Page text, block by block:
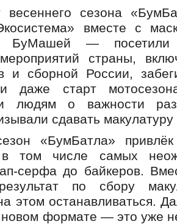
весеннего сезона
вместе с
БуМашей — посетили
страны,
и сборной России,
даже старт
людям о важности
сдавать макулатуру
«БумБатла»
в том числе самых
серфа до байкеров.
по сбору
этом останавливаться.
формате — это уже